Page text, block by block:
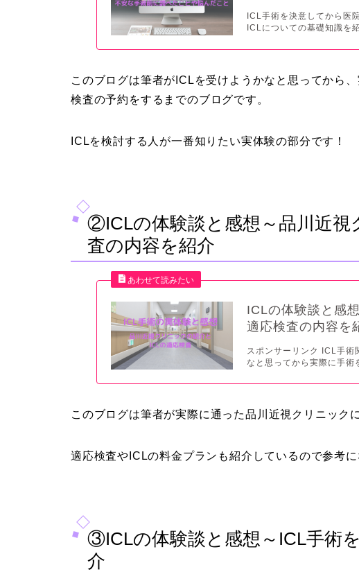
ICL手術を決意してから医
ICLについての基礎知識を
このブログは筆者がICLを受けようかなと思ってから
検査の予約をするまでのブログです。
ICLを検討する人が一番知りたい実体験の部分です！
②ICLの体験談と感想～品川近視
査の内容を紹介
ICLの体験談と感
適応検査の内容を
スポンサーリンク ICL手術
なと思ってから実際に手
このブログは筆者が実際に通った品川近視クリニック
適応検査やICLの料金プランも紹介しているので参考に
③ICLの体験談と感想～ICL手術
介